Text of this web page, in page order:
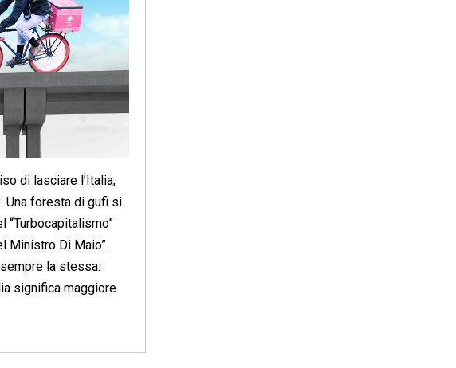
di lasciare l’Italia,
Una foresta di gufi si
“Turbocapitalismo”
Ministro Di Maio”.
la stessa:
significa maggiore